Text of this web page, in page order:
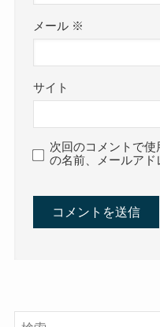
メール ※
サイト
次回のコメントで
の名前、メールアド